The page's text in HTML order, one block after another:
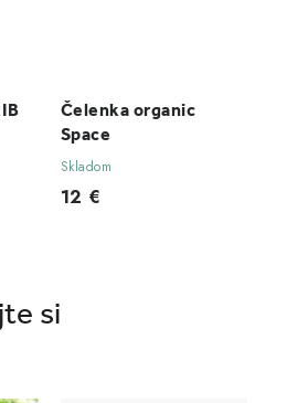
Čelenka organic
Space
Skladom
12 €